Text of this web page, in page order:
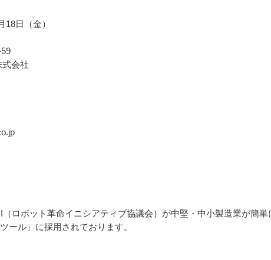
日（金）
会社
ロボット革命イニシアティブ協議会）が中堅・中小製造業が簡
ール」に採用されております。